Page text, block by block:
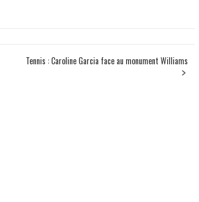
Tennis : Caroline Garcia face au monument Williams